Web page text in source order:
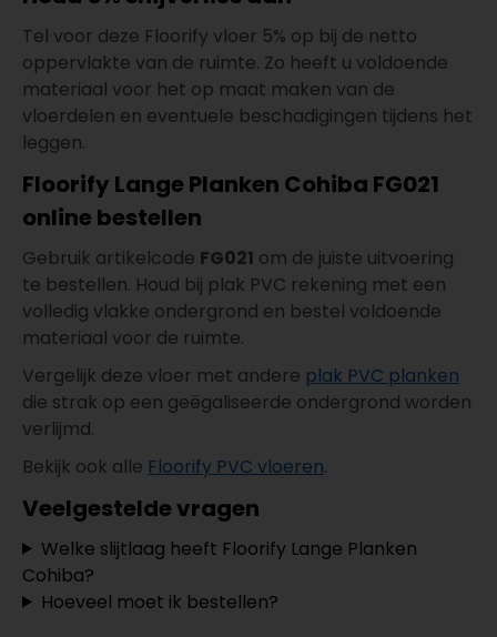
Tel voor deze Floorify vloer 5% op bij de netto
oppervlakte van de ruimte. Zo heeft u voldoende
materiaal voor het op maat maken van de
vloerdelen en eventuele beschadigingen tijdens het
leggen.
Floorify Lange Planken Cohiba FG021
online bestellen
Gebruik artikelcode FG021 om de juiste uitvoering
te bestellen. Houd bij plak PVC rekening met een
volledig vlakke ondergrond en bestel voldoende
materiaal voor de ruimte.
Vergelijk deze vloer met andere plak PVC planken
die strak op een geëgaliseerde ondergrond worden
verlijmd.
Bekijk ook alle Floorify PVC vloeren.
Veelgestelde vragen
Welke slijtlaag heeft Floorify Lange Planken
Cohiba?
Hoeveel moet ik bestellen?